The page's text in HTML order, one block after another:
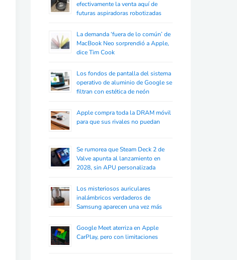
efectivamente la venta aquí de
futuras aspiradoras robotizadas
La demanda ‘fuera de lo común’ de
MacBook Neo sorprendió a Apple,
dice Tim Cook
Los fondos de pantalla del sistema
operativo de aluminio de Google se
filtran con estética de neón
Apple compra toda la DRAM móvil
para que sus rivales no puedan
Se rumorea que Steam Deck 2 de
Valve apunta al lanzamiento en
2028, sin APU personalizada
Los misteriosos auriculares
inalámbricos verdaderos de
Samsung aparecen una vez más
Google Meet aterriza en Apple
CarPlay, pero con limitaciones